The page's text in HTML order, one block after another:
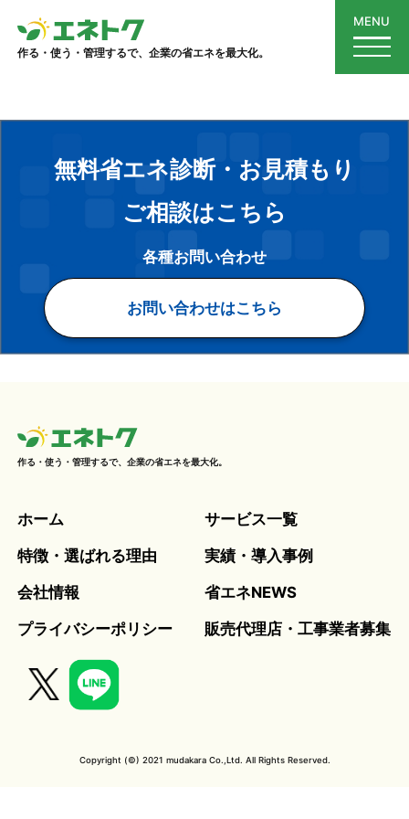
作る・使う・管理するで、企業の省エネを最大化。
MENU
archive.php
無料省エネ診断・お見積もり
ご相談はこちら
各種お問い合わせ
お問い合わせはこちら
作る・使う・管理するで、企業の省エネを最大化。
ホーム
サービス一覧
特徴・選ばれる理由
実績・導入事例
会社情報
省エネNEWS
プライバシーポリシー
販売代理店・工事業者募集
Copyright (©) 2021 mudakara Co.,Ltd. All Rights Reserved.